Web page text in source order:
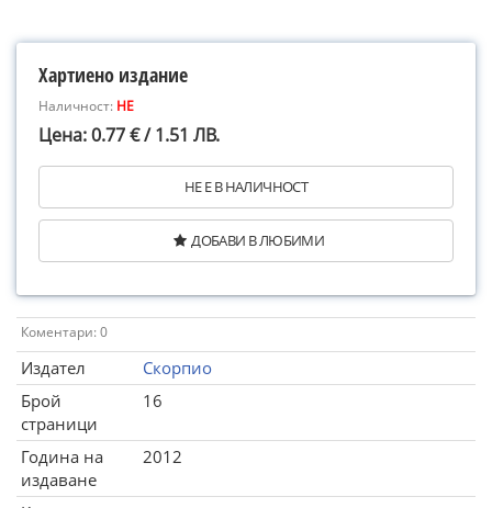
Хартиено издание
Наличност: НЕ
Цена: 0.77 € / 1.51 ЛВ.
НЕ Е В НАЛИЧНОСТ
ДОБАВИ В ЛЮБИМИ
Коментари: 0
Издател
Скорпио
Брой
страници
16
Година на
издаване
2012